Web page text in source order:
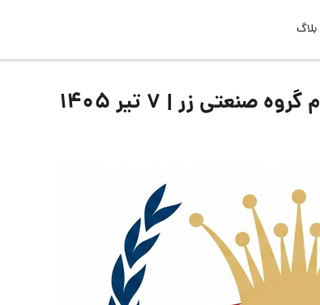
بلاگ
زر | ۷ تیر ۱۴۰۵